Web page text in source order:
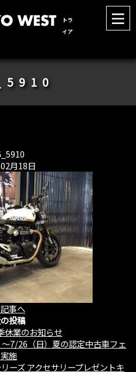
トラ
イア
月18日
事へ
投稿
休業のお知らせ
7/26（日）夏の認定中古車フェ
施
ーズ アクセサリープレゼントキ